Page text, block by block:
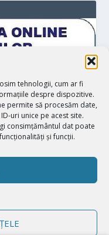
tehnologii, cum ar fi
despre dispozitive.
permite să procesăm date,
uri unice pe acest site.
consimțământul dat poate
și funcții.
deWordPress